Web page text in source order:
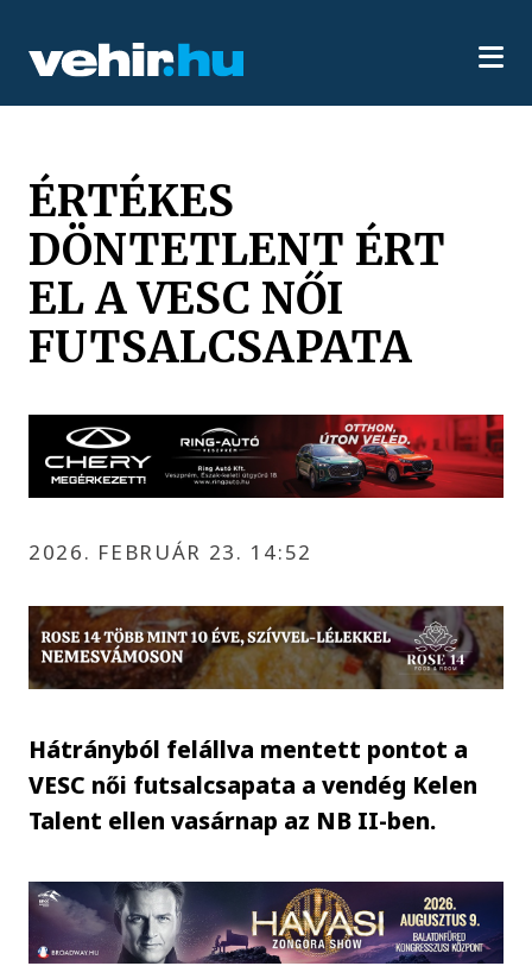
ÉRTÉKES
DÖNTETLENT ÉRT
EL A VESC NŐI
FUTSALCSAPATA
2026. FEBRUÁR 23. 14:52
Hátrányból felállva mentett pontot a
VESC női futsalcsapata a vendég Kelen
Talent ellen vasárnap az NB II-ben.